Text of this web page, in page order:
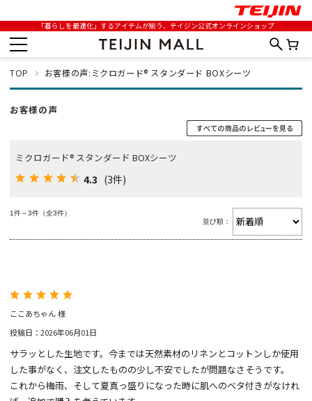
「暮らしを最適化」するアイテムが揃う、テイジン公式オンラインショップ
TOP お客様の声:ミクロガード® スタンダード BOXシーツ
お客様の声
ミクロガード® スタンダード BOXシーツ
4.3 (3件)
1件～3件（全3件）
並び順：
ここあちゃん 様
投稿日：2026年06月01日
サラッとした生地です。今までは天然素材のリネンとコットンしか使用
した事がなく、注文したものの少し不安でしたが問題なさそうです。
これから梅雨、そして夏真っ盛りになった時に肌へのベタ付きがなけれ